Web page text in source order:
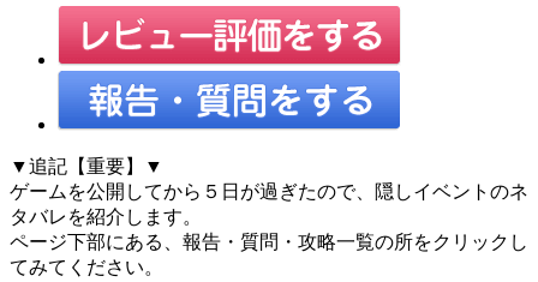
▼追記【重要】▼
ゲームを公開してから５日が過ぎたので、隠しイベントのネ
タバレを紹介します。
ページ下部にある、報告・質問・攻略一覧の所をクリックし
てみてください。